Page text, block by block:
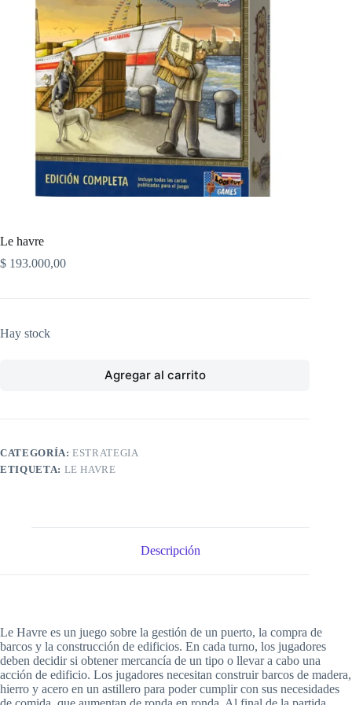
Le havre
$ 193.000,00
Hay stock
Agregar al carrito
CATEGORÍA:ESTRATEGIA
ETIQUETA: LE HAVRE
Descripción
Le Havre es un juego sobre la gestión de un puerto, la compra de
barcos y la construcción de edificios. En cada turno, los jugadores
deben decidir si obtener mercancía de un tipo o llevar a cabo una
acción de edificio. Los jugadores necesitan construir barcos de madera,
hierro y acero en un astillero para poder cumplir con sus necesidades